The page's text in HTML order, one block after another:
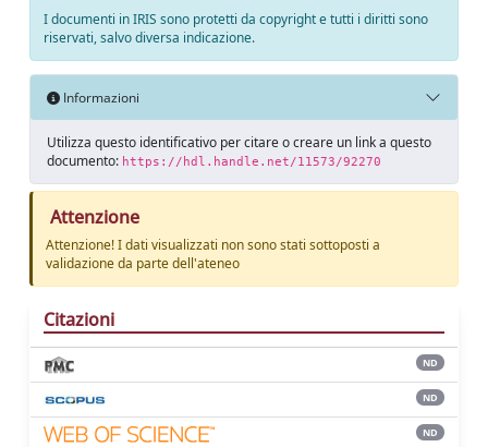
I documenti in IRIS sono protetti da copyright e tutti i diritti sono
riservati, salvo diversa indicazione.
Informazioni
Utilizza questo identificativo per citare o creare un link a questo
documento: https://hdl.handle.net/11573/92270
Attenzione
Attenzione! I dati visualizzati non sono stati sottoposti a
validazione da parte dell'ateneo
Citazioni
ND
ND
ND